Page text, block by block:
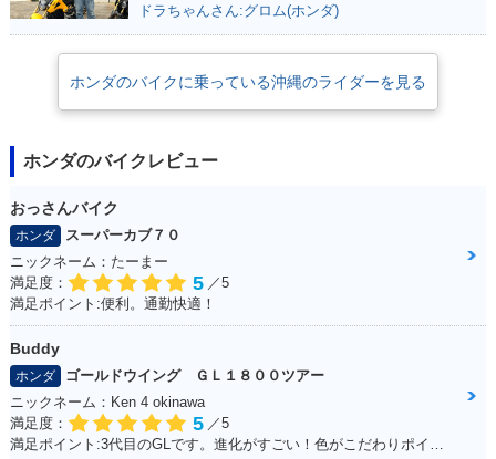
ドラちゃんさん:グロム(ホンダ)
ホンダのバイクに乗っている沖縄のライダーを見る
ホンダのバイクレビュー
おっさんバイク
ホンダ
スーパーカブ７０
ニックネーム：たーまー
満足度：
5 ／5
満足ポイント:便利。通勤快適！
Buddy
ホンダ
ゴールドウイング ＧＬ１８００ツアー
ニックネーム：Ken 4 okinawa
満足度：
5 ／5